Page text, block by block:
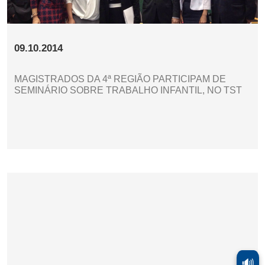
09.10.2014
MAGISTRADOS DA 4ª REGIÃO PARTICIPAM DE
SEMINÁRIO SOBRE TRABALHO INFANTIL, NO TST